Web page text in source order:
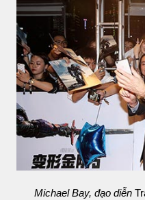
Michael Bay, đạo diễn